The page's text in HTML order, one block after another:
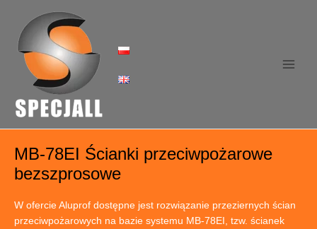
content
MB-78EI Ścianki przeciwpożarowe
bezszprosowe
W ofercie Aluprof dostępne jest rozwiązanie przeziernych ścian
przeciwpożarowych na bazie systemu MB-78EI, tzw. ścianek